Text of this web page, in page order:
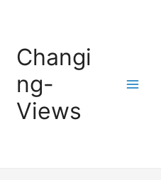
Changi
ng-
Views